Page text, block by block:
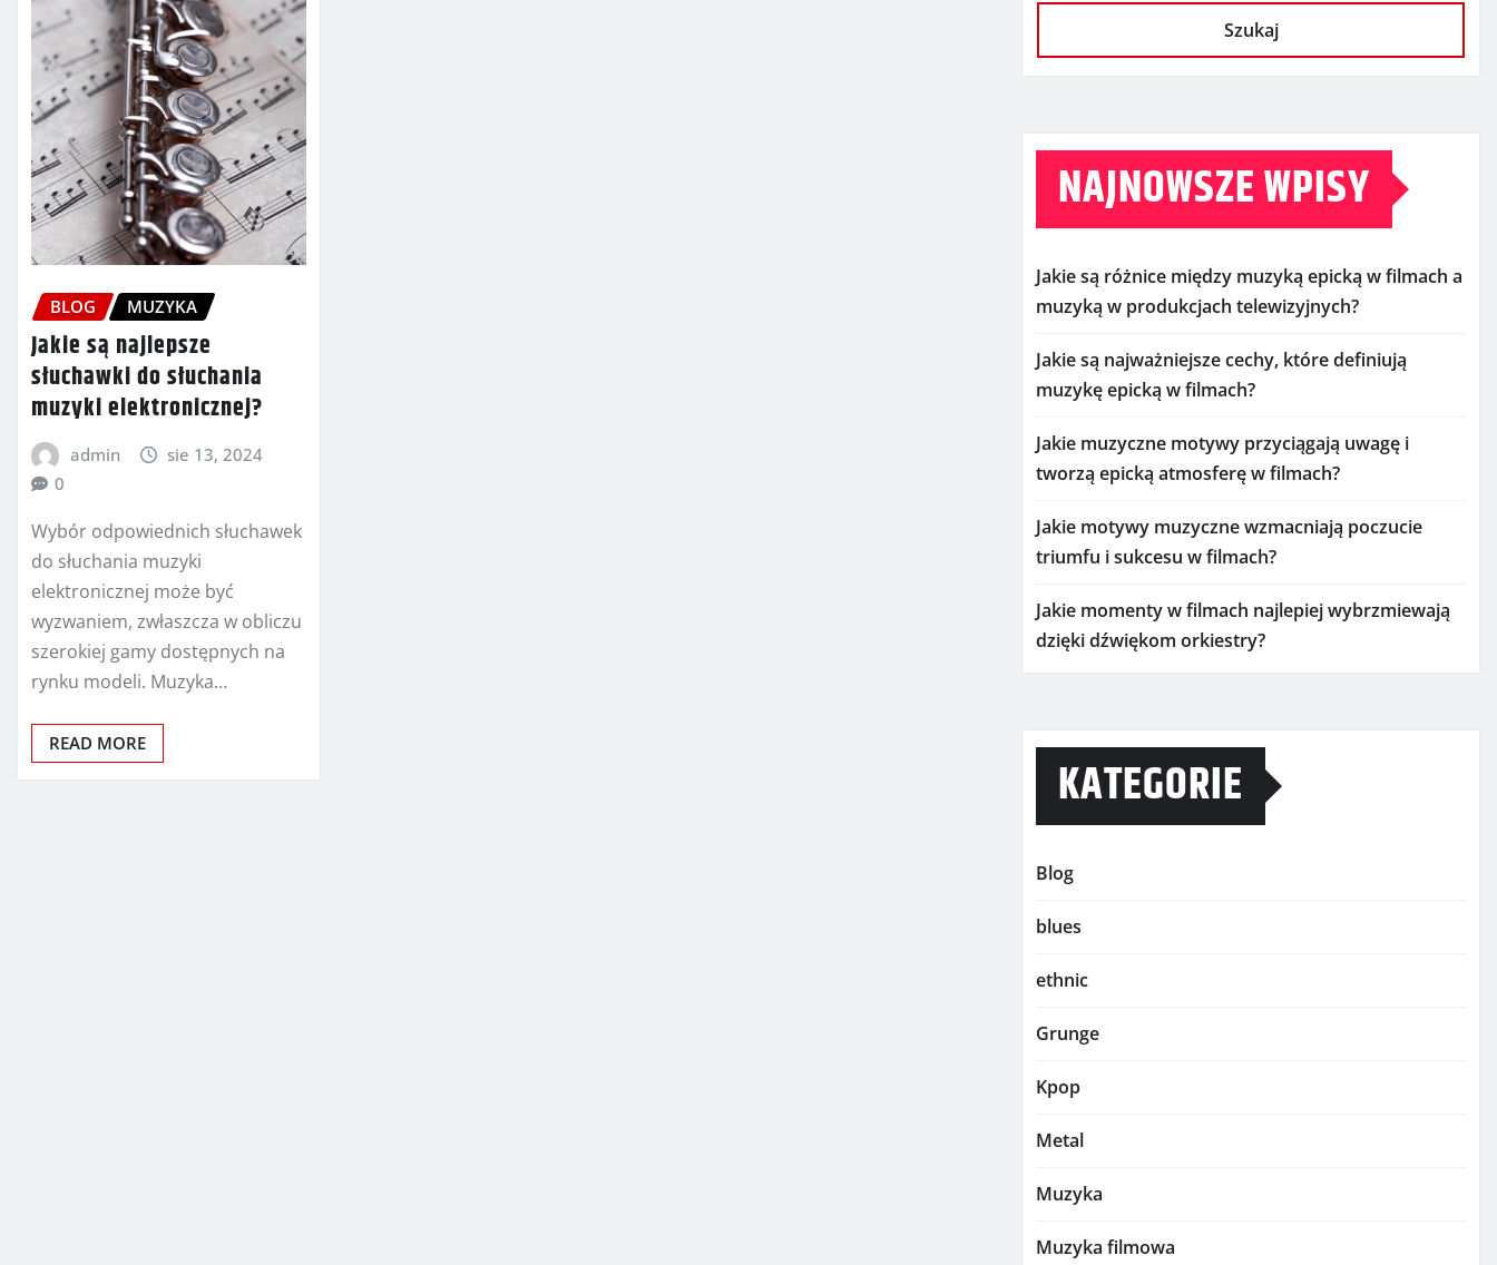
BLOG MUZYKA
Jakie są najlepsze
słuchawki do słuchania
muzyki elektronicznej?
admin
sie 13, 2024
0
Wybór odpowiednich słuchawek
do słuchania muzyki
elektronicznej może być
wyzwaniem, zwłaszcza w obliczu
szerokiej gamy dostępnych na
rynku modeli. Muzyka…
READ MORE
Szukaj
NAJNOWSZE WPISY
Jakie są różnice między muzyką epicką w filmach a
muzyką w produkcjach telewizyjnych?
Jakie są najważniejsze cechy, które definiują
muzykę epicką w filmach?
Jakie muzyczne motywy przyciągają uwagę i
tworzą epicką atmosferę w filmach?
Jakie motywy muzyczne wzmacniają poczucie
triumfu i sukcesu w filmach?
Jakie momenty w filmach najlepiej wybrzmiewają
dzięki dźwiękom orkiestry?
KATEGORIE
Blog
blues
ethnic
Grunge
Kpop
Metal
Muzyka
Muzyka filmowa